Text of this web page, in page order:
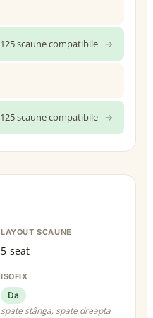
125 scaune compatibile →
125 scaune compatibile →
LAYOUT SCAUNE
5-seat
ISOFIX
Da
spate stânga, spate dreapta